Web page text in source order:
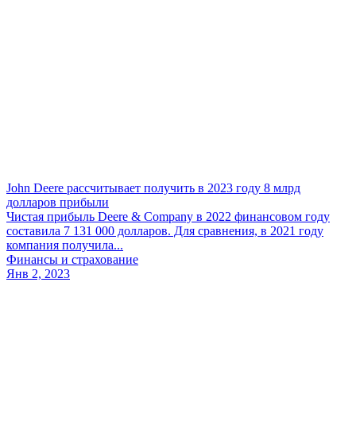
John Deere рассчитывает получить в 2023 году 8 млрд
долларов прибыли
Чистая прибыль Deere & Company в 2022 финансовом году
составила 7 131 000 долларов. Для сравнения, в 2021 году
компания получила...
Финансы и страхование
Янв 2, 2023